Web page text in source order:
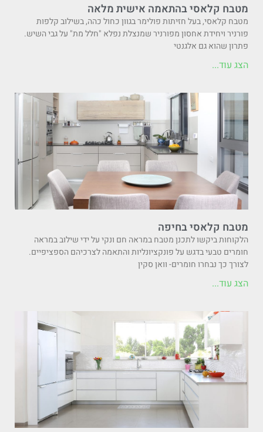
מטבח קלאסי בהתאמה אישית מלאה
מטבח קלאסי, בעל חזיתות פולימר בגוון כחול כהה, בשילוב קלפות
פורניר ויחידת אחסון מפורניר שמנצלת נפלא "חלל מת" על גבי השיש.
פתרון שהוא גם אלגנטי
הצג עוד...
מטבח קלאסי בחיפה
הלקוחות ביקשו לתכנן מטבח במראה חם ונקי על ידי שילוב במראה
חומרים טבעי בדגש על פונקציונליות והתאמה לצרכיהם הספציפיים.
לצורך כך נבחרו חומרים- וואן סקין
הצג עוד...